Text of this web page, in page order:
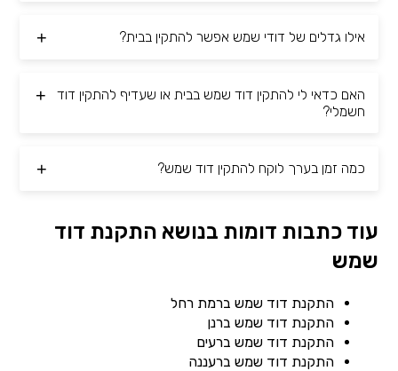
אילו גדלים של דודי שמש אפשר להתקין בבית?
האם כדאי לי להתקין דוד שמש בבית או שעדיף להתקין דוד
חשמלי?
כמה זמן בערך לוקח להתקין דוד שמש?
עוד כתבות דומות בנושא התקנת דוד
שמש
התקנת דוד שמש ברמת רחל
התקנת דוד שמש ברנן
התקנת דוד שמש ברעים
התקנת דוד שמש ברעננה